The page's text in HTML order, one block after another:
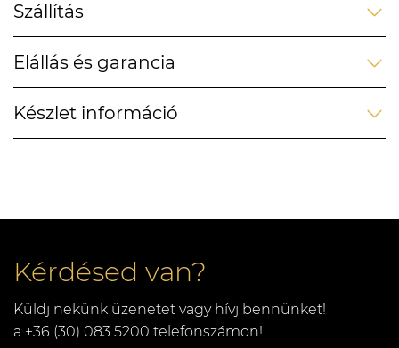
Szállítás
Elállás és garancia
Készlet információ
Kérdésed van?
Küldj nekünk üzenetet vagy hívj bennünket!
a +36 (30) 083 5200 telefonszámon!